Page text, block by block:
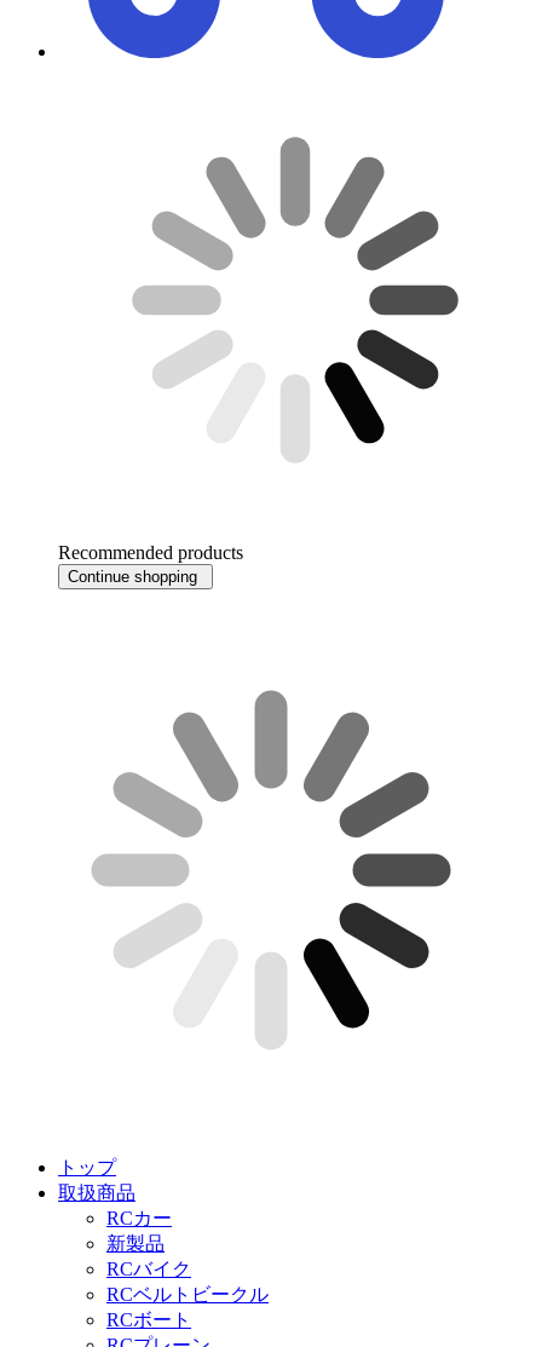
Recommended products
Continue shopping
トップ
取扱商品
RCカー
新製品
RCバイク
RCベルトビークル
RCボート